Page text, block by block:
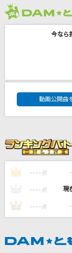
ストーカーの
清水翔太
スマイル
Best Friend
今なら
動画公開曲
1 ---- 点
---- 点
3 ---- 点